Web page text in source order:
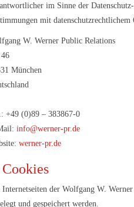
im Sinne der
mit datenschutzrechtlichem
W. Werner Public Relations
München
+49 (0)89 – 383867-0
info@werner-pr.de
werner-pr.de
Cookies
Internetseiten der Wolfgang W.
und gespeichert werden.